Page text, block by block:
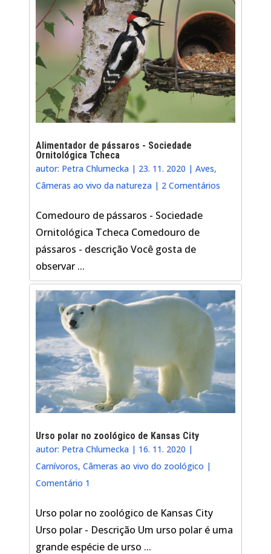
Alimentador de pássaros - Sociedade
Ornitológica Tcheca
autor: Petra Chlumecka | 23. 11. 2020 |Aves,
Câmeras ao vivo da natureza | 2 Comentários
Comedouro de pássaros - Sociedade
Ornitológica Tcheca Comedouro de
pássaros - descrição Você gosta de
observar ...
Urso polar no zoológico de Kansas City
autor: Petra Chlumecka | 16. 11. 2020 |
Carnívoros,Câmeras ao vivo do zoológico |
Comentário 1
Urso polar no zoológico de Kansas City
Urso polar - Descrição Um urso polar é uma
grande espécie de urso ...